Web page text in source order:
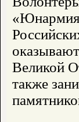
Великой
также